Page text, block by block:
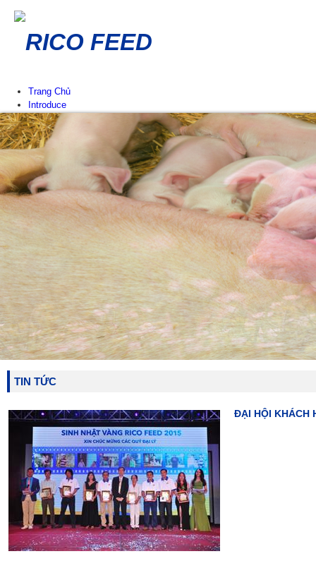
RICO FEED
Trang Chủ
Introduce
Lịch sử hình thành Eng
Công ty thành viên Eng
Mạng lưới phân phối Eng
News & Events
Thông báo
Sự kiện tại RICO FEED
Tin chuyên ngành
Tư vấn chăn nuôi
Products
Poultry Feed
Chicken Feed
Duck Feed
Cow Feed
Recruitment
Văn hóa RICO FEED
HR Policies
Job Opportunities
Rico CSR
Truyện ngắn hay Eng
Contact
TIN TỨC
ĐẠI HỘI KHÁCH